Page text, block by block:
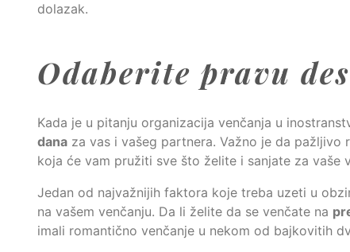
dolazak.
Odaberite pravu
Kada je u pitanju organizacija venčanja u
dana za vas i vašeg partnera. Važno je da
koja će vam pružiti sve što želite i sanjate za vaše
Jedan od najvažnijih faktora koje treba uzeti u
na vašem venčanju. Da li želite da se venčate na
imali romantično venčanje u nekom od bajkovitih